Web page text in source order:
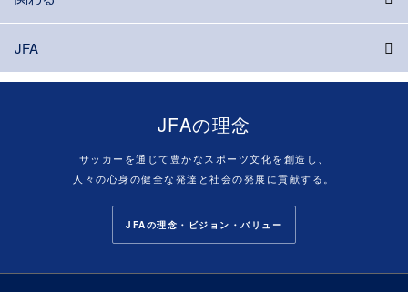
JFA
JFAの理念
サッカーを通じて豊かなスポーツ文化を創造し、
人々の心身の健全な発達と社会の発展に貢献する。
JFAの理念・ビジョン・バリュー